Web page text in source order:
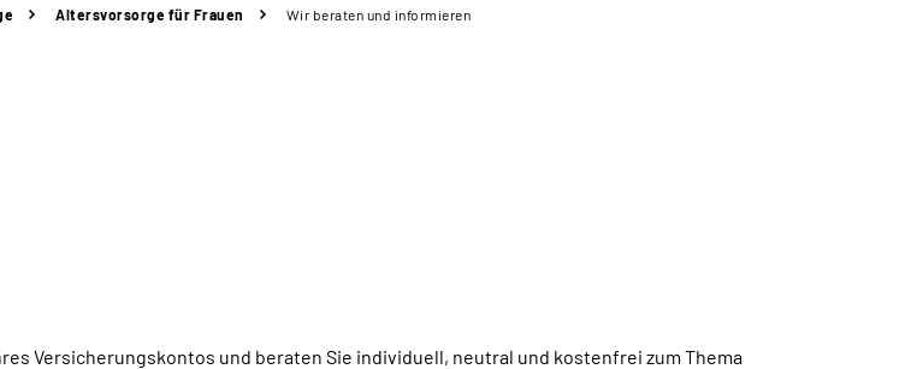
Altersvorsorge für Frauen Wir beraten und informieren
Versicherungskontos und beraten Sie individuell, neutral und kostenfrei zum Thema